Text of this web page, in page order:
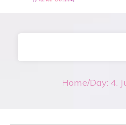
Home/Day: 4.